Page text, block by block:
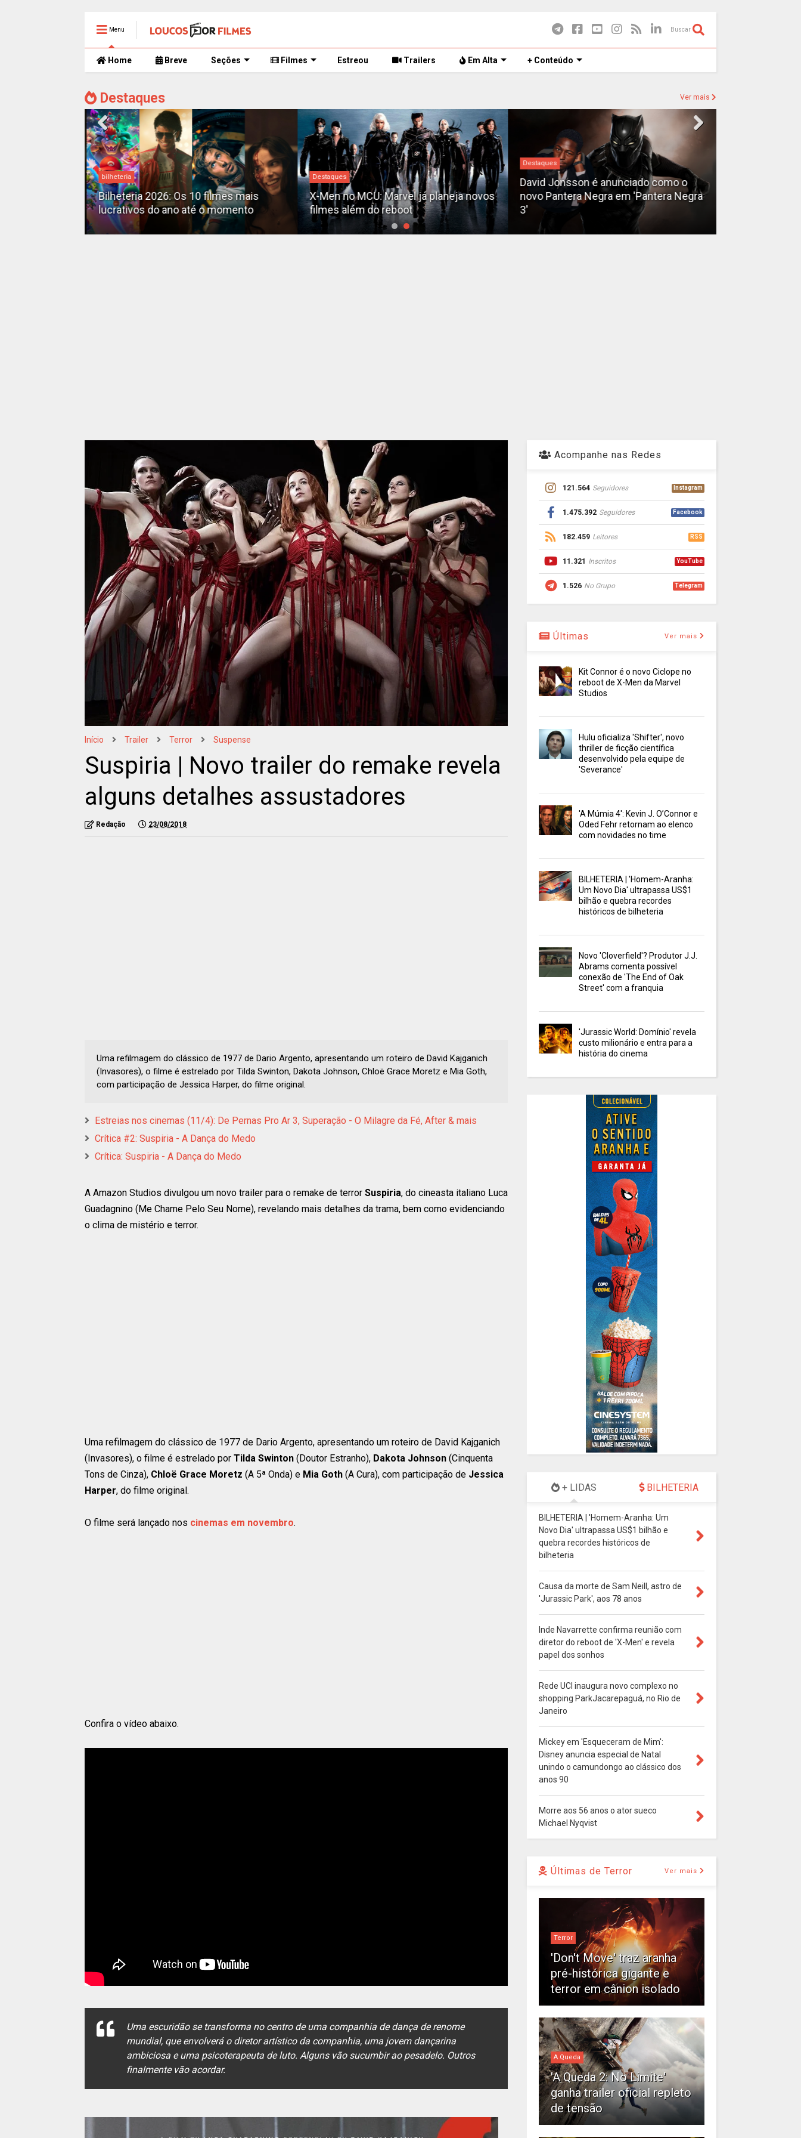
Menu Buscar
Home Breve Seções Filmes Estreou Trailers Em Alta + Conteúdo
Destaques Ver mais
bilheteria
Bilheteria 2026: Os 10 filmes mais
lucrativos do ano até o momento
Destaques
X-Men no MCU: Marvel já planeja novos
filmes além do reboot
Destaques
David Jonsson é anunciado como o
novo Pantera Negra em 'Pantera Negra
3'
Início Trailer Terror Suspense
Suspiria | Novo trailer do remake revela
alguns detalhes assustadores
Redação 23/08/2018
Uma refilmagem do clássico de 1977 de Dario Argento, apresentando um roteiro de David Kajganich
(Invasores), o filme é estrelado por Tilda Swinton, Dakota Johnson, Chloë Grace Moretz e Mia Goth,
com participação de Jessica Harper, do filme original.
Estreias nos cinemas (11/4): De Pernas Pro Ar 3, Superação - O Milagre da Fé, After & mais
Crítica #2: Suspiria - A Dança do Medo
Crítica: Suspiria - A Dança do Medo
A Amazon Studios divulgou um novo trailer para o remake de terror Suspiria, do cineasta italiano Luca
Guadagnino (Me Chame Pelo Seu Nome), revelando mais detalhes da trama, bem como evidenciando
o clima de mistério e terror.
Uma refilmagem do clássico de 1977 de Dario Argento, apresentando um roteiro de David Kajganich
(Invasores), o filme é estrelado por Tilda Swinton (Doutor Estranho), Dakota Johnson (Cinquenta
Tons de Cinza), Chloë Grace Moretz (A 5ª Onda) e Mia Goth (A Cura), com participação de Jessica
Harper, do filme original.
O filme será lançado nos cinemas em novembro.
Confira o vídeo abaixo.
Uma escuridão se transforma no centro de uma companhia de dança de renome
mundial, que envolverá o diretor artístico da companhia, uma jovem dançarina
ambiciosa e uma psicoterapeuta de luto. Alguns vão sucumbir ao pesadelo. Outros
finalmente vão acordar.
Acompanhe nas Redes
121.564 Seguidores Instagram
1.475.392 Seguidores Facebook
182.459 Leitores RSS
11.321 Inscritos YouTube
1.526 No Grupo Telegram
Últimas Ver mais
Kit Connor é o novo Ciclope no
reboot de X-Men da Marvel
Studios
Hulu oficializa 'Shifter', novo
thriller de ficção científica
desenvolvido pela equipe de
'Severance'
'A Múmia 4': Kevin J. O’Connor e
Oded Fehr retornam ao elenco
com novidades no time
BILHETERIA | 'Homem-Aranha:
Um Novo Dia' ultrapassa US$1
bilhão e quebra recordes
históricos de bilheteria
Novo 'Cloverfield'? Produtor J.J.
Abrams comenta possível
conexão de 'The End of Oak
Street' com a franquia
'Jurassic World: Domínio' revela
custo milionário e entra para a
história do cinema
+ LIDAS BILHETERIA
BILHETERIA | 'Homem-Aranha: Um
Novo Dia' ultrapassa US$1 bilhão e
quebra recordes históricos de
bilheteria
Causa da morte de Sam Neill, astro de
'Jurassic Park', aos 78 anos
Inde Navarrette confirma reunião com
diretor do reboot de 'X-Men' e revela
papel dos sonhos
Rede UCI inaugura novo complexo no
shopping ParkJacarepaguá, no Rio de
Janeiro
Mickey em 'Esqueceram de Mim':
Disney anuncia especial de Natal
unindo o camundongo ao clássico dos
anos 90
Morre aos 56 anos o ator sueco
Michael Nyqvist
Últimas de Terror Ver mais
Terror
'Don't Move' traz aranha
pré-histórica gigante e
terror em cânion isolado
A Queda
'A Queda 2: No Limite'
ganha trailer oficial repleto
de tensão